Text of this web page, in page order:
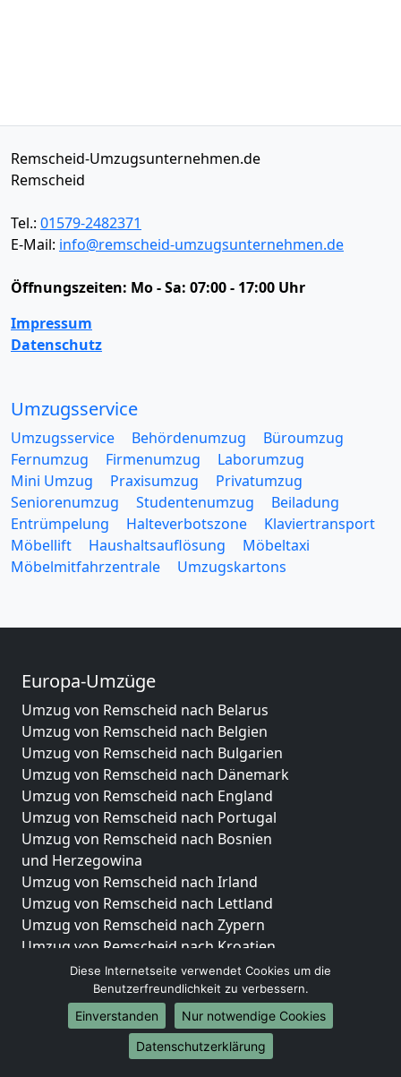
Remscheid-Umzugsunternehmen.de
Remscheid
Tel.: 01579-2482371
E-Mail: info@remscheid-umzugsunternehmen.de
Öffnungszeiten: Mo - Sa: 07:00 - 17:00 Uhr
Impressum
Datenschutz
Umzugsservice
Umzugsservice Behördenumzug
Büroumzug
Fernumzug
Firmenumzug
Laborumzug
Mini Umzug
Praxisumzug
Privatumzug
Seniorenumzug
Studentenumzug
Beiladung
Entrümpelung
Halteverbotszone
Klaviertransport
Möbellift
Haushaltsauflösung
Möbeltaxi
Möbelmitfahrzentrale
Umzugskartons
Europa-Umzüge
Umzug von Remscheid nach Belarus
Umzug von Remscheid nach Belgien
Umzug von Remscheid nach Bulgarien
Umzug von Remscheid nach Dänemark
Umzug von Remscheid nach England
Umzug von Remscheid nach Portugal
Umzug von Remscheid nach Bosnien
und Herzegowina
Umzug von Remscheid nach Irland
Umzug von Remscheid nach Lettland
Umzug von Remscheid nach Zypern
Umzug von Remscheid nach Kroatien
Umzug von Remscheid nach Estland
Umzug von Remscheid nach Finnland
Umzug von Remscheid nach Frankreich
Umzug von Remscheid nach Griechenland
Umzug von Remscheid nach Italien
Diese Internetseite verwendet Cookies um die
Benutzerfreundlichkeit zu verbessern.
Einverstanden
Nur notwendige Cookies
Datenschutzerklärung